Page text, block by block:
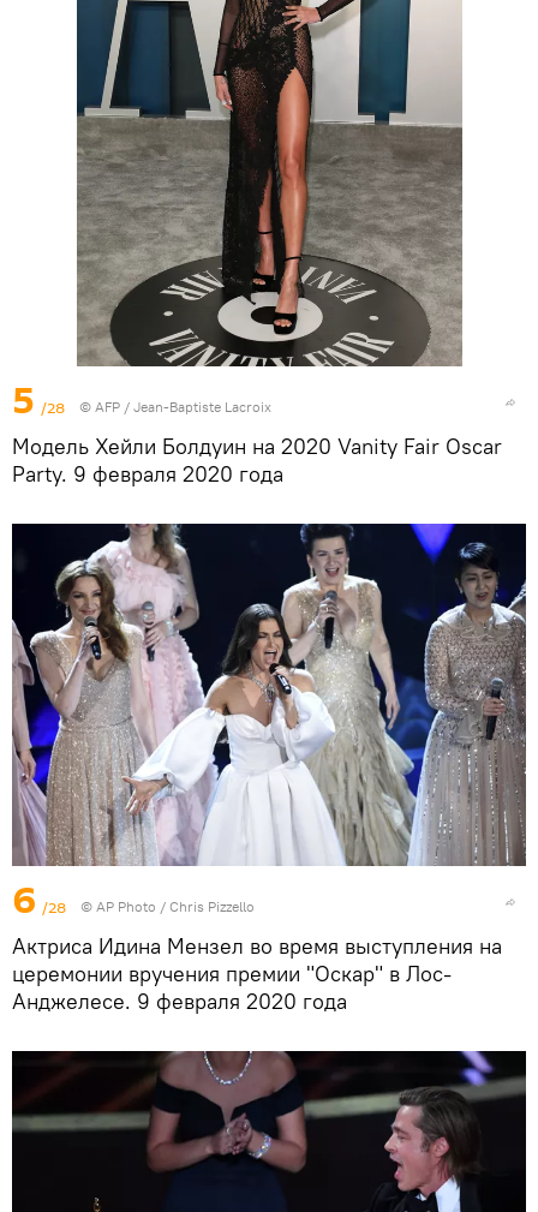
5 /28 © AFP / Jean-Baptiste Lacroix
Модель Хейли Болдуин на 2020 Vanity Fair Oscar
Party. 9 февраля 2020 года
6 /28 © AP Photo / Chris Pizzello
Актриса Идина Мензел во время выступления на
церемонии вручения премии "Оскар" в Лос-
Анджелесе. 9 февраля 2020 года